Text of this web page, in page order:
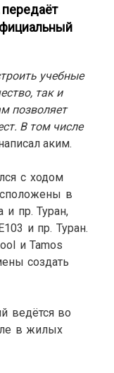
учебные
так и
позволяет
В том числе
аким.
с ходом
в
и пр. Туран,
и пр. Туран.
и Tamos
создать
ведётся во
в жилых